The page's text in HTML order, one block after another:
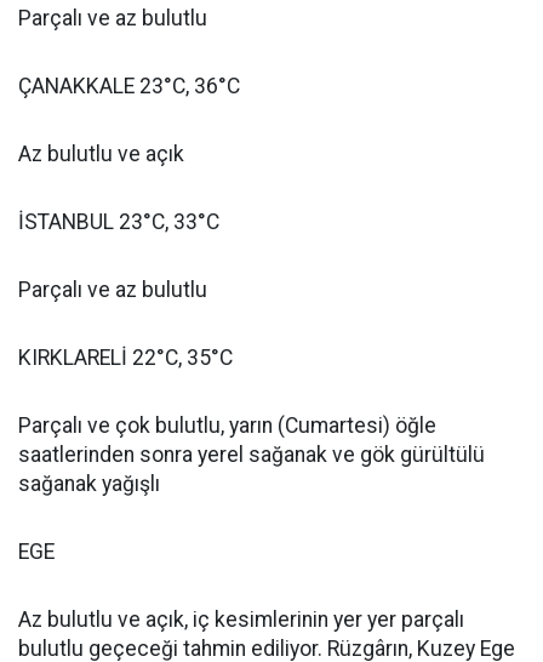
Parçalı ve az bulutlu
ÇANAKKALE 23°C, 36°C
Az bulutlu ve açık
İSTANBUL 23°C, 33°C
Parçalı ve az bulutlu
KIRKLARELİ 22°C, 35°C
Parçalı ve çok bulutlu, yarın (Cumartesi) öğle
saatlerinden sonra yerel sağanak ve gök gürültülü
sağanak yağışlı
EGE
Az bulutlu ve açık, iç kesimlerinin yer yer parçalı
bulutlu geçeceği tahmin ediliyor. Rüzgârın, Kuzey Ege